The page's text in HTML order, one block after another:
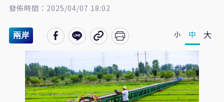
發佈時間：2025/04/07 18:02
兩岸 小 中 大